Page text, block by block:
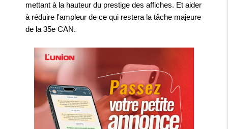
mettant à la hauteur du prestige des affiches. Et aider
à réduire l'ampleur de ce qui restera la tâche majeure
de la 35e CAN.